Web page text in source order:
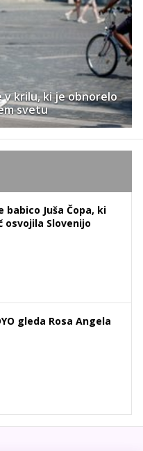
v krilu, ki je obnorelo
svetu
babico Juša Čopa, ki
osvojila Slovenijo
gleda Rosa Angela